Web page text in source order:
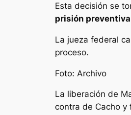
Esta decisión se
prisión preventiva
La jueza federal
proceso.
Foto: Archivo
La liberación de
contra de Cacho y